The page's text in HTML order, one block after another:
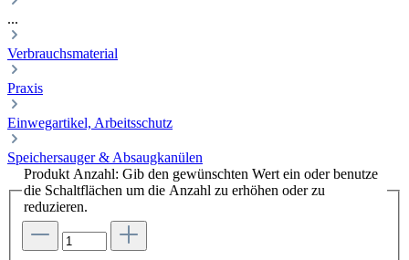
...
Verbrauchsmaterial
Praxis
Einwegartikel, Arbeitsschutz
Speichersauger & Absaugkanülen
Produkt Anzahl: Gib den gewünschten Wert ein oder benutze
die Schaltflächen um die Anzahl zu erhöhen oder zu
reduzieren.